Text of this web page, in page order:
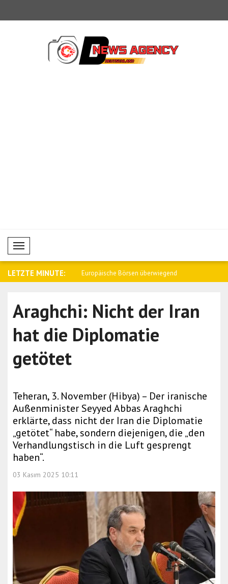
Mobil Menü
LETZTE MINUTE:
an den Europäische Börsen überwiegend
Araghchi: Nicht der Iran
hat die Diplomatie
getötet
Teheran, 3. November (Hibya) – Der iranische
Außenminister Seyyed Abbas Araghchi
erklärte, dass nicht der Iran die Diplomatie
„getötet“ habe, sondern diejenigen, die „den
Verhandlungstisch in die Luft gesprengt
haben“.
03 Kasım 2025 10:11